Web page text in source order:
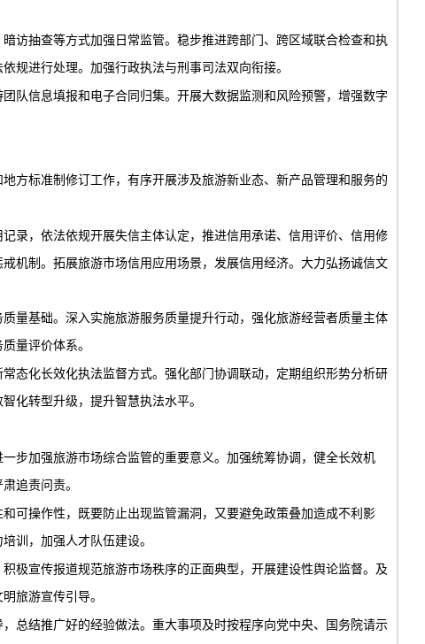
访抽查等方式加强日常监管。稳步推进跨部门、跨区域联合检查和执
规进行处理。加强行政执法与刑事司法双向衔接。
队信息填报和电子合同归集。开展大数据监测和风险预警，增强数字
方标准制修订工作，有序开展涉及旅游新业态、新产品管理和服务的
录，依法依规开展失信主体认定，推进信用承诺、信用评价、信用修
机制。拓展旅游市场信用应用场景，发展信用经济。大力弘扬诚信文
量基础。深入实施旅游服务质量提升行动，强化旅游经营者质量主体
量评价体系。
态化长效化执法监督方式。强化部门协调联动，定期组织形势分析研
化转型升级，提升智慧执法水平。
步加强旅游市场综合监管的重要意义。加强统筹协调，健全长效机
追责问责。
可操作性，既要防止出现监管漏洞，又要避免政策叠加造成不利影
训，加强人才队伍建设。
极宣传报道规范旅游市场秩序的正面典型，开展建设性舆论监督。及
旅游宣传引导。
总结推广好的经验做法。重大事项及时按程序向党中央、国务院请示